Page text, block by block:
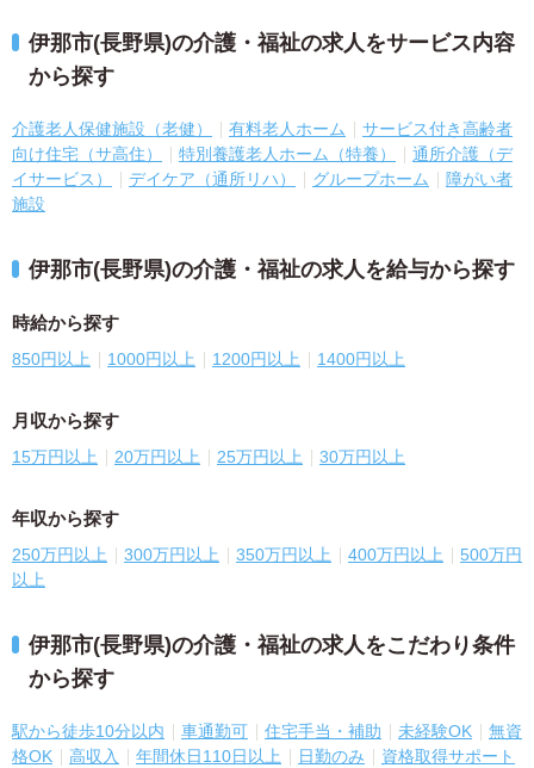
伊那市(長野県)の介護・福祉の求人をサービス内容
から探す
介護老人保健施設（老健） 有料老人ホーム
サービス付き高齢者
向け住宅（サ高住）
特別養護老人ホーム（特養）
通所介護（デ
イサービス）
デイケア（通所リハ） グループホーム
障がい者
施設
伊那市(長野県)の介護・福祉の求人を給与から探す
時給から探す
850円以上 1000円以上 1200円以上 1400円以上
月収から探す
15万円以上 20万円以上 25万円以上 30万円以上
年収から探す
250万円以上 300万円以上 350万円以上 400万円以上
500万円
以上
伊那市(長野県)の介護・福祉の求人をこだわり条件
から探す
駅から徒歩10分以内 車通勤可 住宅手当・補助 未経験OK
無資
格OK
高収入 年間休日110日以上 日勤のみ
資格取得サポート